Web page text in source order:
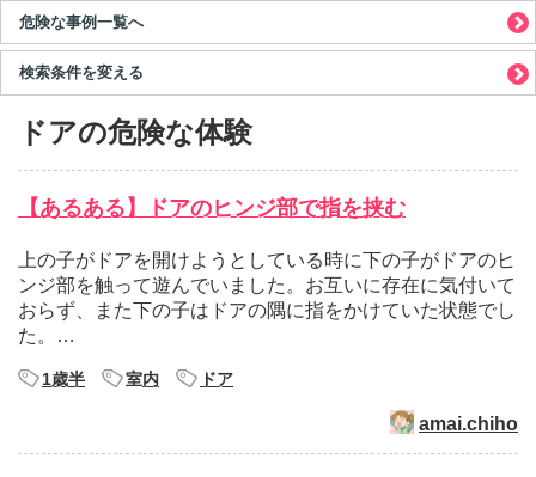
危険な事例一覧へ
検索条件を変える
ドアの危険な体験
【あるある】ドアのヒンジ部で指を挟む
上の子がドアを開けようとしている時に下の子がドアのヒ
ンジ部を触って遊んでいました。お互いに存在に気付いて
おらず、また下の子はドアの隅に指をかけていた状態でし
た。…
1歳半 室内 ドア
amai.chiho